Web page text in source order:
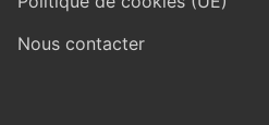
Nous contacter